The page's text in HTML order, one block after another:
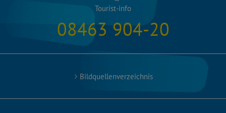
Tourist-info
08463 904-20
Bildquellenverzeichnis